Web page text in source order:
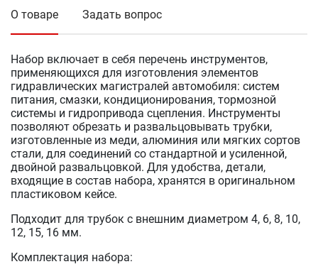
О товаре Задать вопрос
Набор включает в себя перечень инструментов,
применяющихся для изготовления элементов
гидравлических магистралей автомобиля: систем
питания, смазки, кондиционирования, тормозной
системы и гидропривода сцепления. Инструменты
позволяют обрезать и развальцовывать трубки,
изготовленные из меди, алюминия или мягких сортов
стали, для соединений со стандартной и усиленной,
двойной развальцовкой. Для удобства, детали,
входящие в состав набора, хранятся в оригинальном
пластиковом кейсе.
Подходит для трубок с внешним диаметром 4, 6, 8, 10,
12, 15, 16 мм.
Комплектация набора: